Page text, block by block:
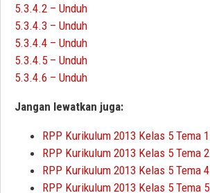
5.3.4.2 – Unduh
5.3.4.3 – Unduh
5.3.4.4 – Unduh
5.3.4.5 – Unduh
5.3.4.6 – Unduh
Jangan lewatkan juga:
RPP Kurikulum 2013 Kelas 5 Tema 1
RPP Kurikulum 2013 Kelas 5 Tema 2
RPP Kurikulum 2013 Kelas 5 Tema 4
RPP Kurikulum 2013 Kelas 5 Tema 5